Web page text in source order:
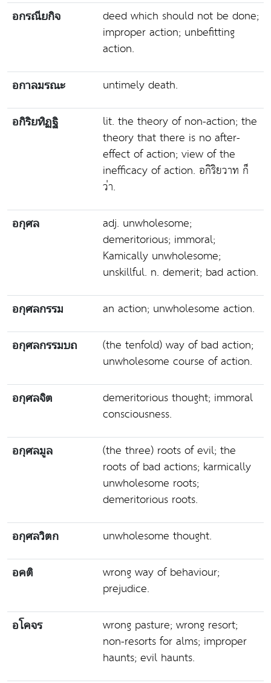
อกรณียกิจ
deed which should not be done;
improper action; unbefitting
action.
อกาลมรณะ untimely death.
อกิริยทิฏฐิ
lit. the theory of non-action; the
theory that there is no after-
effect of action; view of the
inefficacy of action. อกิริยวาท ก็
ว่า.
อกุศล
adj. unwholesome;
demeritorious; immoral;
Kamically unwholesome;
unskillful. n. demerit; bad action.
อกุศลกรรม an action; unwholesome action.
อกุศลกรรมบถ
(the tenfold) way of bad action;
unwholesome course of action.
อกุศลจิต
demeritorious thought; immoral
consciousness.
อกุศลมูล
(the three) roots of evil; the
roots of bad actions; karmically
unwholesome roots;
demeritorious roots.
อกุศลวิตก unwholesome thought.
อคติ
wrong way of behaviour;
prejudice.
อโคจร
wrong pasture; wrong resort;
non-resorts for alms; improper
haunts; evil haunts.